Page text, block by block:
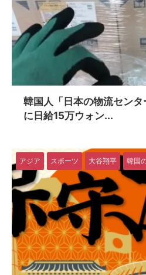
韓国人「日本の物流セン
に日給15万ウォン...
アジア スポーツ 大谷翔平 韓国